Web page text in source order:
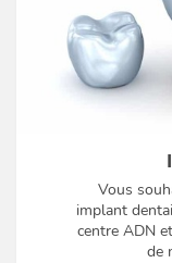
Vous
implant
centre ADN
de